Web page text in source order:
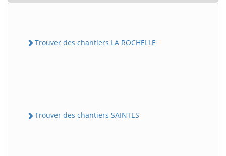
Trouver des chantiers LA ROCHELLE
Trouver des chantiers SAINTES